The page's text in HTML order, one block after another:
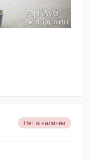
Нет в наличии